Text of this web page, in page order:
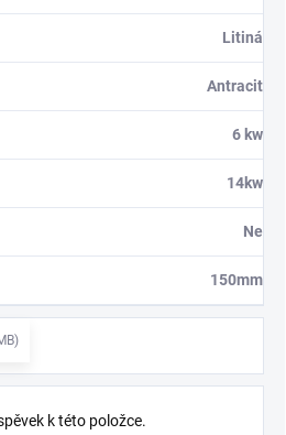
Litiná
Antracit
6 kw
14kw
Ne
150mm
k této položce.